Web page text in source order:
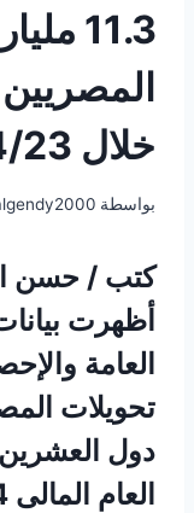
11.3
خلال 24/23
بواسطة
كتب / حسن
أظهرت
العامة
تحويلات